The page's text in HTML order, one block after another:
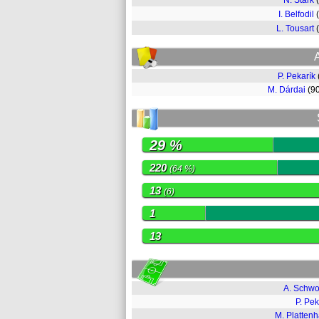
I. Belfodil
L. Tousart
P. Pekarík
M. Dárdai
29 %
220(64 %)
13(6)
1
13
A.
P.
M.